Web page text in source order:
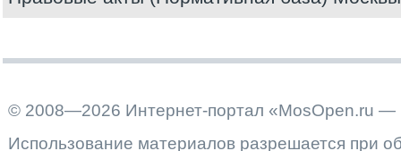
© 2008—2026 Интернет-портал «MosOpen.ru —
Использование материалов разрешается при